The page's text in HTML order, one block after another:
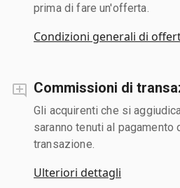
prima di fare un'offerta.
Condizioni generali di
Commissioni di
Gli acquirenti che si
saranno tenuti al
transazione.
Ulteriori dettagli